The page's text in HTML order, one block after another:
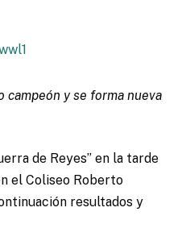
campeón y se forma nueva
de Reyes” en la tarde
el Coliseo Roberto
resultados y